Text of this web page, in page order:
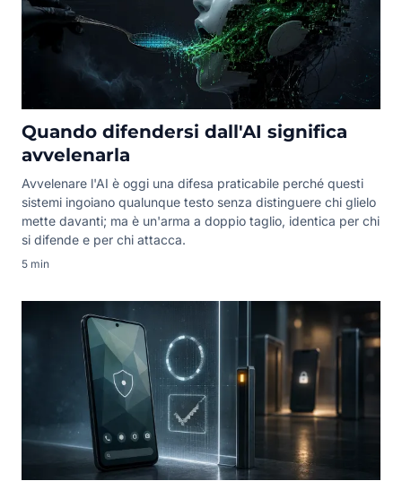
Quando difendersi dall'AI significa
avvelenarla
Avvelenare l'AI è oggi una difesa praticabile perché questi
sistemi ingoiano qualunque testo senza distinguere chi glielo
mette davanti; ma è un'arma a doppio taglio, identica per chi
si difende e per chi attacca.
5 min